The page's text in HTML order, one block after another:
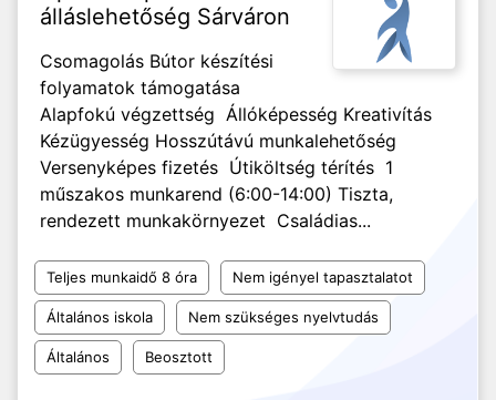
álláslehetőség Sárváron
Csomagolás Bútor készítési
folyamatok támogatása
Alapfokú végzettség Állóképesség Kreativítás
Kézügyesség Hosszútávú munkalehetőség
Versenyképes fizetés Útiköltség térítés 1
műszakos munkarend (6:00-14:00) Tiszta,
rendezett munkakörnyezet Családias...
Teljes munkaidő 8 óra Nem igényel tapasztalatot
Általános iskola Nem szükséges nyelvtudás
Általános Beosztott